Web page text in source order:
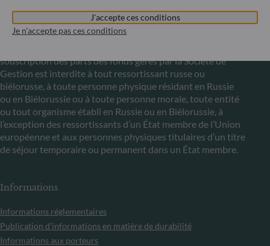
S’inscrivant dans le cadre des sanctions prises par l’Union
européenne dans le cadre de la crise ukrainienne, nous vous
informons que, compte tenu des dispositions des
souscription des parts des fonds gérés par la Société de
Gestion est interdite à tout ressortissant russe ou
biélorusse, à toute personne physique résidant en Russie
ou en Biélorussie ou à toute personne morale, toute entité
ou tout organisme établi en Russie ou en Biélorussie, à
l’exception des ressortissants d’un État membre de l’Union
européenne et aux personnes physiques titulaires d’un titre
de séjour temporaire ou permanent dans un État membre.
Informations
Informations réglementaires
Publication d’informations en matière de durabilité
Informations aux porteurs
J'accepte ces conditions
Je n'accepte pas ces conditions